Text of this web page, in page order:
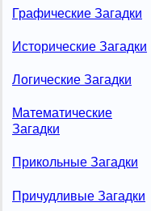
Графические Загадки
Исторические Загадки
Логические Загадки
Математические
Загадки
Прикольные Загадки
Причудливые Загадки